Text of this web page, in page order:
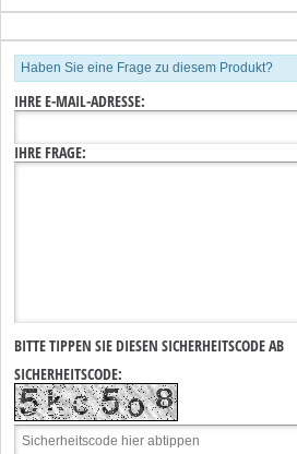
Haben Sie eine Frage zu diesem Produkt?
IHRE E-MAIL-ADRESSE:
IHRE FRAGE:
BITTE TIPPEN SIE DIESEN SICHERHEITSCODE AB
SICHERHEITSCODE: